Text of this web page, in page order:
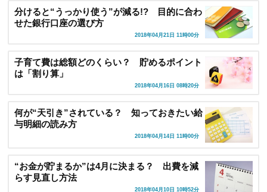
分けると“うっかり使う”が減る!? 目的に合わ
せた銀行口座の選び方
2018年04月21日 11時00分
子育て費は総額どのくらい？ 貯めるポイント
は「割り算」
2018年04月16日 08時20分
何が“天引き”されている？ 知っておきたい給
与明細の読み方
2018年04月14日 11時00分
“お金が貯まるか”は4月に決まる？ 出費を減
らす見直し方法
2018年04月10日 10時52分